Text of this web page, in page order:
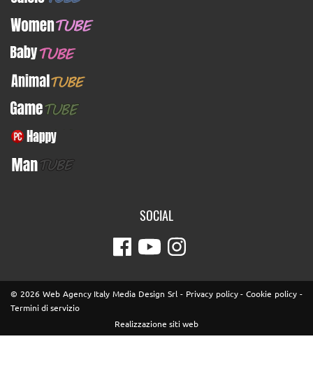
SOCIAL
© 2026 Web Agency Italy Media Design Srl - Privacy policy-Cookie policy -
Termini di servizio
Realizzazione siti web